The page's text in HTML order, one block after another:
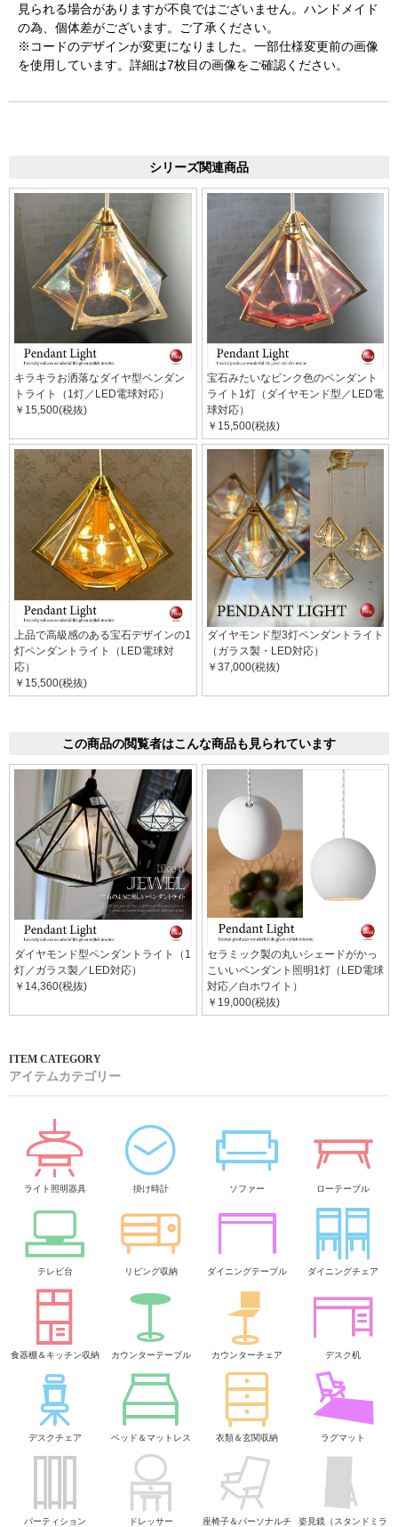
見られる場合がありますが不良ではございません。ハンドメイド
の為、個体差がございます。ご了承ください。
※コードのデザインが変更になりました。一部仕様変更前の画像
を使用しています。詳細は7枚目の画像をご確認ください。
シリーズ関連商品
キラキラお洒落なダイヤ型ペンダン
トライト（1灯／LED電球対応）
￥15,500(税抜)
宝石みたいなピンク色のペンダント
ライト1灯（ダイヤモンド型／LED電
球対応）
￥15,500(税抜)
上品で高級感のある宝石デザインの1
灯ペンダントライト（LED電球対
応）
￥15,500(税抜)
ダイヤモンド型3灯ペンダントライト
（ガラス製・LED対応）
￥37,000(税抜)
この商品の閲覧者はこんな商品も見られています
ダイヤモンド型ペンダントライト（1
灯／ガラス製／LED対応）
￥14,360(税抜)
セラミック製の丸いシェードがかっ
こいいペンダント照明1灯（LED電球
対応／白ホワイト）
￥19,000(税抜)
アイテムカテゴリー
ライト照明器具 掛け時計 ソファー ローテーブル
テレビ台 リビング収納 ダイニングテーブル ダイニングチェア
食器棚＆キッチン収納 カウンターテーブル カウンターチェア デスク机
デスクチェア ベッド＆マットレス 衣類＆玄関収納 ラグマット
パーティション ドレッサー
座椅子＆パーソナルチ
姿見鏡（スタンドミラ